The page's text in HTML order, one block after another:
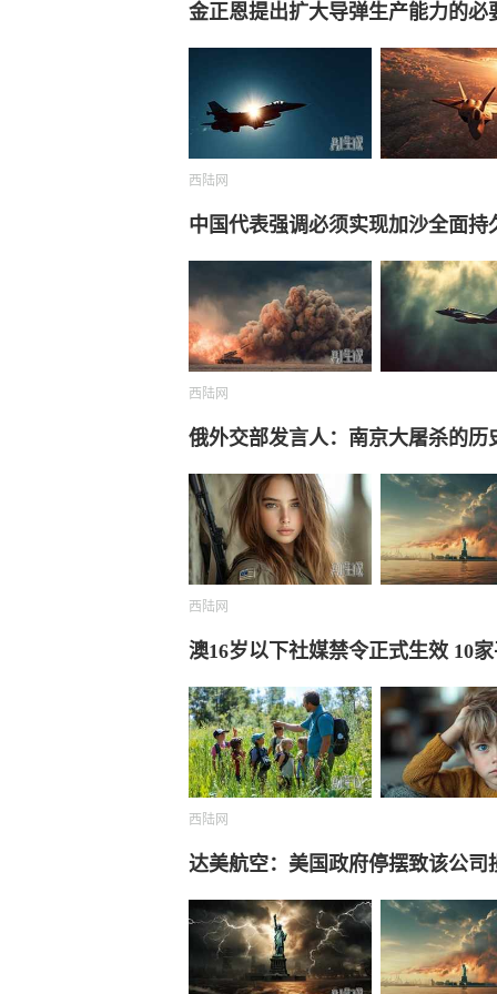
金正恩提出扩大导弹生产能力的必
西陆网
中国代表强调必须实现加沙全面持
西陆网
俄外交部发言人：南京大屠杀的历
西陆网
澳16岁以下社媒禁令正式生效 10
西陆网
达美航空：美国政府停摆致该公司